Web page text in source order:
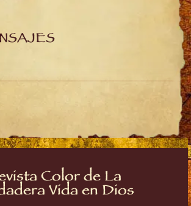
Color de La
Vida en Dios